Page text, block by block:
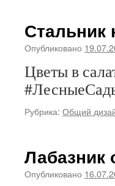
Стальник
Опубликовано
Цветы в
Рубрика: Общий
Опубликовано